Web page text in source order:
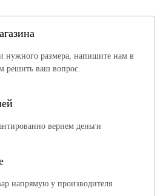
нужного размера, напишите нам в
решить ваш вопрос.
вернем деньги
напрямую у производителя